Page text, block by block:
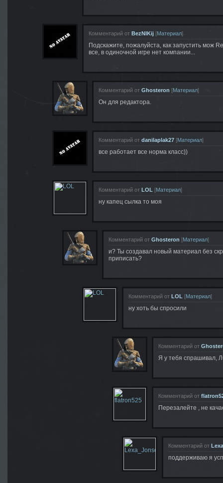
Комментарий от BezNIKij [Материал]
Подскажите, пожалуйста, как запустить мож
все, в одиночной игре нет компании...
Комментарий от Ghosteron [Материал]
Он для редактора.
Комментарий от danilaplak27 [Материал]
все работает все норма класс))
Комментарий от LOL [Материал]
ну капец сылка то моя
Комментарий от Ghosteron [Материал]
и? Ты создавал новый материал без
приписать?
Комментарий от LOL [Материал]
ну хоть бы спросили
Комментарий от
Я у тебя спрашивал,
Комментарий от
Перезалейте , не
Комментарий от
поддерживаю я